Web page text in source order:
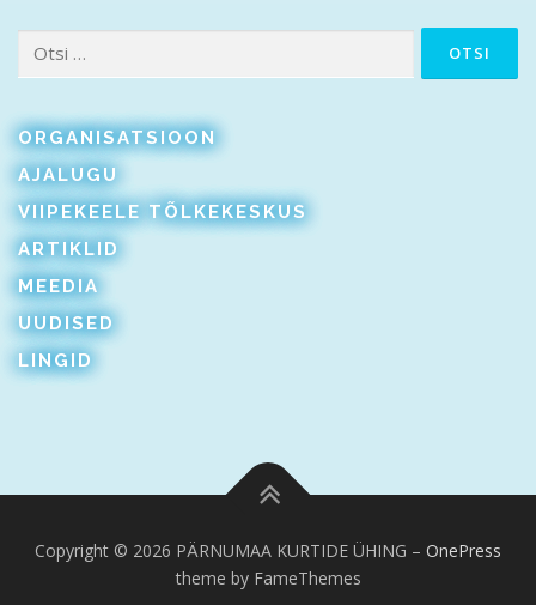
ORGANISATSIOON
AJALUGU
VIIPEKEELE TÕLKEKESKUS
ARTIKLID
MEEDIA
UUDISED
LINGID
Copyright © 2026 PÄRNUMAA KURTIDE ÜHING – OnePress
theme by FameThemes